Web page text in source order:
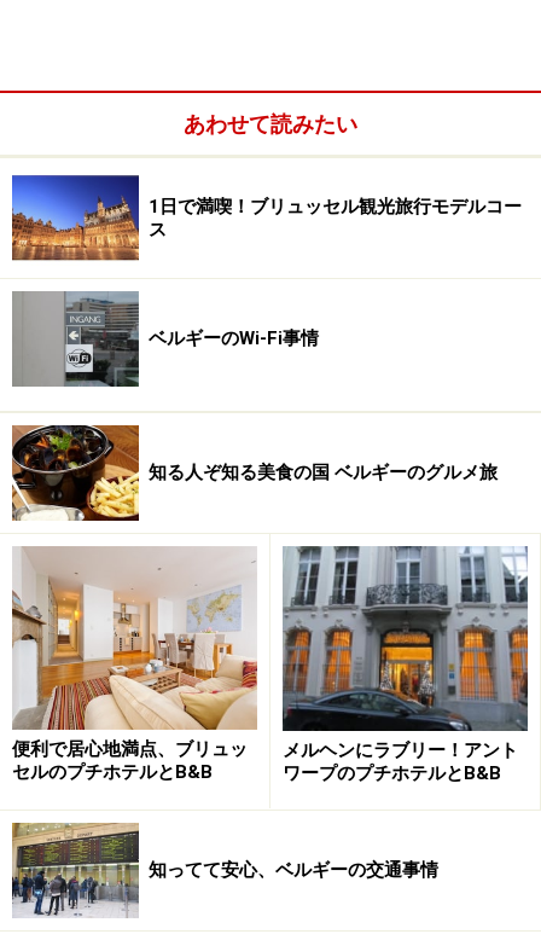
ルーベンスハウス
正面は思いのほかシンプルです
ルーベンスは1610年、大聖堂のある旧市街の中心と城壁
との間あたりに2軒の建物を購入し、それぞれ自宅とア
トリエとして改装しました。このあたりは、今日、華や
かなショッピング街の中心となっている界隈ですが、そ
の建物の正面はとてもシンプル。一人の芸術家というよ
り、多くの弟子や作業人を抱えたアート工房ディレクタ
ーとして、また外交官としても隆盛を極めたルーベンス
とは思いも寄らないものです。その理由は、当時、アン
していたこの家は、道の側から眺めることを想定されて
いなかったためとか。一方、イタリア・ルネッサンス様
式の中庭とバロック様式の柱廊は驚嘆に値します。天才
的な構成能力を持ったルーベンスは、画家であるばかり
あわせて読みたい
1日で満喫！ブリュッセル観光旅行モデルコー
ス
ベルギーのWi-Fi事情
知る人ぞ知る美食の国 ベルギーのグルメ旅
便利で居心地満点、ブリュッ
セルのプチホテルとB&B
メルヘンにラブリー！アント
ワープのプチホテルとB&B
知ってて安心、ベルギーの交通事情